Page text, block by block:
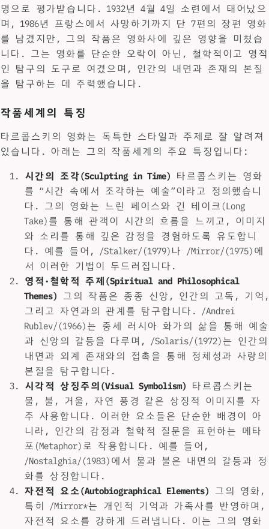
명으로 평가받습니다. 1932년 4월 4일 소련에서 태어났으
며, 1986년 프랑스에서 사망하기까지 단 7편의 장편 영화
를 남겼지만, 그의 작품은 영화사에 깊은 영향을 미쳤습
니다. 그는 영화를 단순한 오락이 아닌, 철학적이고 영적
인 탐구의 도구로 여겼으며, 인간의 내면과 존재의 본질
을 탐구하는 데 주력했습니다.
작품세계의 특징
타르콥스키의 영화는 독특한 스타일과 주제로 잘 알려져
있습니다. 아래는 그의 작품세계의 주요 특징입니다:
시간의 조각(Sculpting in Time)
타르콥스키는 영화
를 “시간 속에서 조각하는 예술”이라고 정의했습니
다. 그의 영화는 느린 페이스와 긴 테이크(Long
Take)를 통해 관객이 시간의 흐름을 느끼고, 이미지
와 소리를 통해 깊은 감정을 경험하도록 유도합니
다. 예를 들어, /Stalker/(1979)나 /Mirror/(1975)에
서 이러한 기법이 두드러집니다.
영적·철학적 주제(Spiritual and Philosophical
Themes)
그의 작품은 종종 신앙, 인간의 고독, 기억,
그리고 자연과의 관계를 탐구합니다. /Andrei
Rublev/(1966)는 중세 러시아 화가의 삶을 통해 예술
과 신앙의 갈등을 다루며, /Solaris/(1972)는 인간의
내면과 외계 존재와의 접촉을 통해 정체성과 사랑의
본질을 탐구합니다.
시각적 상징주의(Visual Symbolism)
타르콥스키는
물, 불, 거울, 자연 풍경 같은 상징적 이미지를 자
주 사용합니다. 이러한 요소들은 단순한 배경이 아
니라, 인간의 감정과 철학적 질문을 표현하는 메타
포(Metaphor)로 작용합니다. 예를 들어,
/Nostalghia/(1983)에서 물과 불은 내면의 갈등과 정
화를 상징합니다.
자전적 요소(Autobiographical Elements)
그의 영화,
특히 /Mirror*는 개인적 기억과 가족사를 반영하며,
자전적 요소를 강하게 드러냅니다. 이는 그의 영화